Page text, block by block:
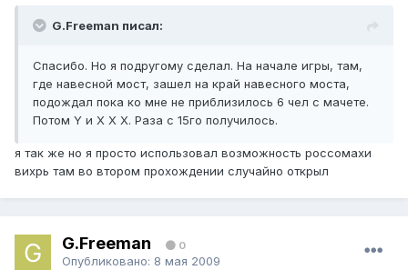
G.Freeman писал:
Спасибо. Но я подругому сделал. На начале игры, там,
где навесной мост, зашел на край навесного моста,
подождал пока ко мне не приблизилось 6 чел с мачете.
Потом Y и Х Х Х. Раза с 15го получилось.
я так же но я просто использовал возможность россомахи
вихрь там во втором прохождении случайно открыл
G.Freeman 0
Опубликовано: 8 мая 2009